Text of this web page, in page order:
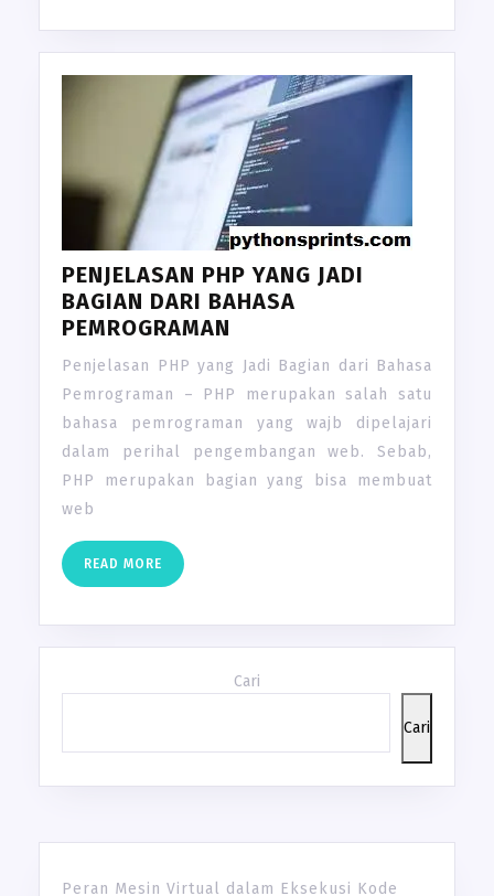
PENJELASAN PHP YANG JADI
BAGIAN DARI BAHASA
PEMROGRAMAN
Penjelasan PHP yang Jadi Bagian dari Bahasa
Pemrograman – PHP merupakan salah satu
bahasa pemrograman yang wajb dipelajari
dalam perihal pengembangan web. Sebab,
PHP merupakan bagian yang bisa membuat
web
READ MORE READ
MORE
Cari
Cari
Peran Mesin Virtual dalam Eksekusi Kode